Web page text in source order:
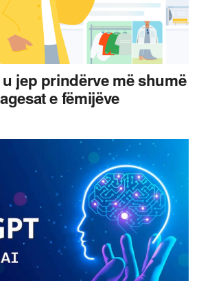
jep prindërve më shumë
e fëmijëve